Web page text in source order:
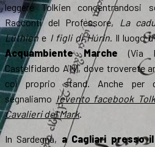
leggere Tolkien
Racconti del Professore,
La
Lúthiene I figli di Húrin. Il luogo
Acquambiente Marche (Via
Castelfidardo AN), dove troverete
col proprio stand. Anche per
segnaliamo l’evento facebook
Cavalieri del Mark.
In Sardegna, a Cagliari presso